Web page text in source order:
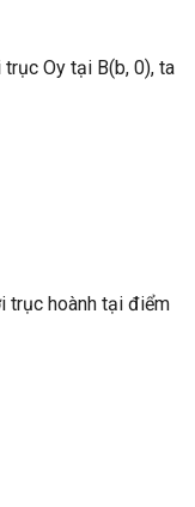
Oy tại B(b, 0), ta
trục hoành tại điểm